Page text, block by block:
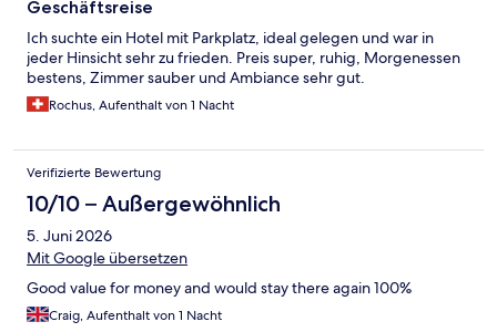
Geschäftsreise
Ich suchte ein Hotel mit Parkplatz, ideal gelegen und war in
jeder Hinsicht sehr zu frieden. Preis super, ruhig, Morgenessen
bestens, Zimmer sauber und Ambiance sehr gut.
Rochus, Aufenthalt von 1 Nacht
Verifizierte Bewertung
10/10 – Außergewöhnlich
5. Juni 2026
Mit Google übersetzen
Good value for money and would stay there again 100%
Craig, Aufenthalt von 1 Nacht